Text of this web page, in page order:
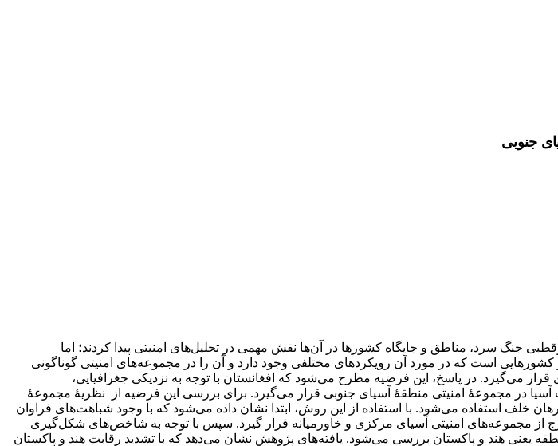
جنوبی
جنگ سرد، مناطق و جایگاه کشورها در آن‌ها نقش مهمی در تحلیل‌های امنیتی پیدا کردند؛ اما
کشورهایی است که در مورد آن رویکردهای مختلفی وجود دارد و آن را در مجموعه‌های امنیتی گوناگونی
می‌گیرد. در پاسخ، این فرضیه مطرح می‌شود که افغانستان با توجه به نزدیکی جغرافیایی،
در مجموعۀ امنیتی منطقۀ آسیای جنوبی قرار می‌گیرد. برای بررسی این فرضیه از نظریۀ مجموعۀ
استفاده می‌شود. با استفاده از این روش، ابتدا نشان داده می‌شود که با وجود شباهت‌های فراوان
از مجموعه‌های امنیتی آسیای مرکزی و خاورمیانه قرار گیرد. سپس با توجه به شاخص‌های شکل‌گیری
یعنی هند و پاکستان بررسی می‌شود. یافته‌های پژوهش نشان می‌دهد که با تشدید رقابت هند و پاکستان